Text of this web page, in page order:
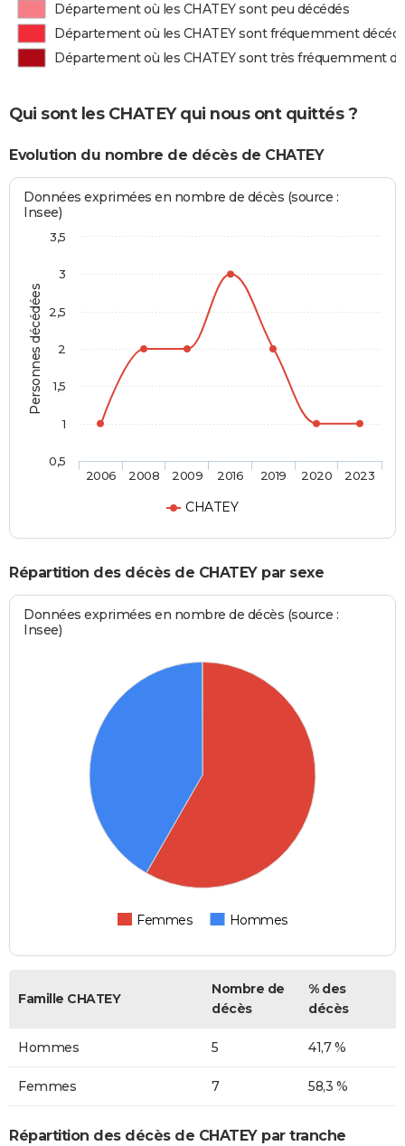
Département où les CHATEY sont peu décédés
Département où les CHATEY sont fréquemment
Département où les CHATEY sont très fréquemment
Qui sont les CHATEY qui nous ont quittés ?
Evolution du nombre de décès de CHATEY
Personnes décédées
Données exprimées en nombre de décès (source :
Insee)
CHATEY
2006 2008 2009 2016 2019 2020 2023
0,5
1
1,5
2
2,5
3
3,5
Répartition des décès de CHATEY par sexe
Données exprimées en nombre de décès (source :
Insee)
Femmes Hommes
Famille CHATEY
Nombre de
décès
% des
décès
Hommes 5 41,7 %
Femmes 7 58,3 %
Répartition des décès de CHATEY par tranche